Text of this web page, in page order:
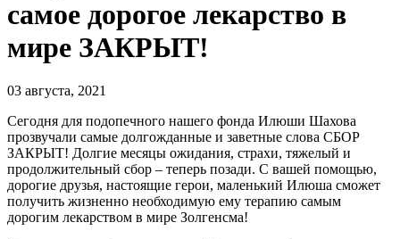
самое дорогое лекарство в
мире ЗАКРЫТ!
03 августа, 2021
Сегодня для подопечного нашего фонда Илюши Шахова
прозвучали самые долгожданные и заветные слова СБОР
ЗАКРЫТ! Долгие месяцы ожидания, страхи, тяжелый и
продолжительный сбор – теперь позади. С вашей помощью,
дорогие друзья, настоящие герои, маленький Илюша сможет
получить жизненно необходимую ему терапию самым
дорогим лекарством в мире Золгенсма!